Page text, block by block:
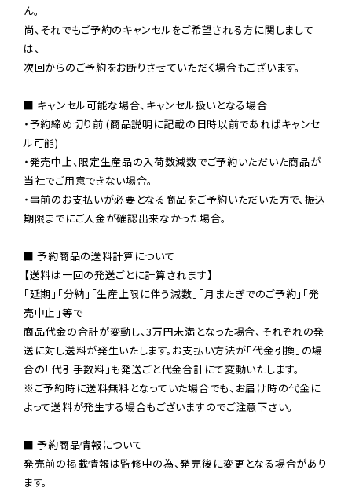
ん。
尚、それでもご予約のキャンセルをご希望される方に関しまして
は、
次回からのご予約をお断りさせていただく場合もございます。
■ キャンセル可能な場合、キャンセル扱いとなる場合
・予約締め切り前 (商品説明に記載の日時以前であればキャンセ
ル可能)
・発売中止、限定生産品の入荷数減数でご予約いただいた商品が
当社でご用意できない場合。
・事前のお支払いが必要となる商品をご予約いただいた方で、振込
期限までにご入金が確認出来なかった場合。
■ 予約商品の送料計算について
【送料は一回の発送ごとに計算されます】
「延期」「分納」「生産上限に伴う減数」「月またぎでのご予約」「発
売中止」等で
商品代金の合計が変動し、3万円未満となった場合、それぞれの発
送に対し送料が発生いたします。お支払い方法が「代金引換」の場
※ご予約時に送料無料となっていた場合でも、お届け時の代金に
よって送料が発生する場合もございますのでご注意下さい。
■ 予約商品情報について
発売前の掲載情報は監修中の為、発売後に変更となる場合があり
ます。